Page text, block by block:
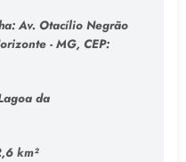
: Av. Otacílio Negrão
- MG, CEP:
da
km²